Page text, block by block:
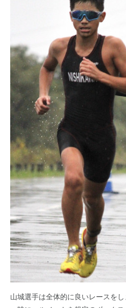
山城選手は全体的に良いレースを